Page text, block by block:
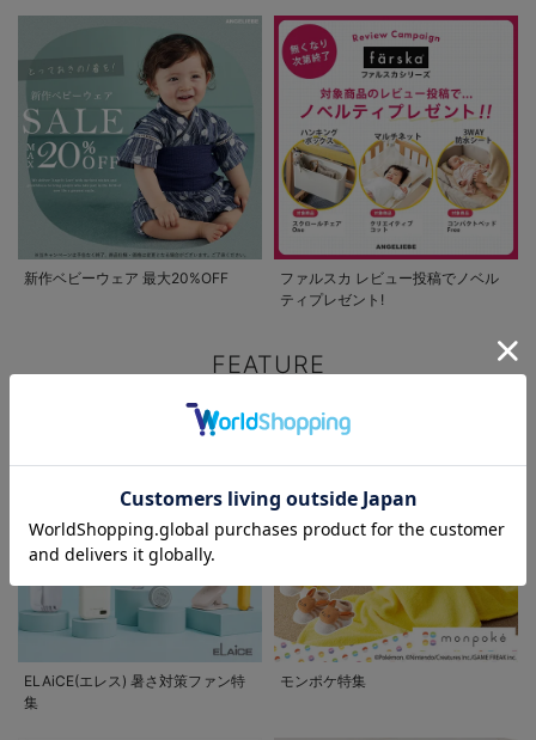
新作ベビーウェア 最大20%OFF
ファルスカ レビュー投稿でノベル
ティプレゼント!
FEATURE
ELAiCE(エレス) 暑さ対策ファン特
集
モンポケ特集
お気に入り商品を確認する